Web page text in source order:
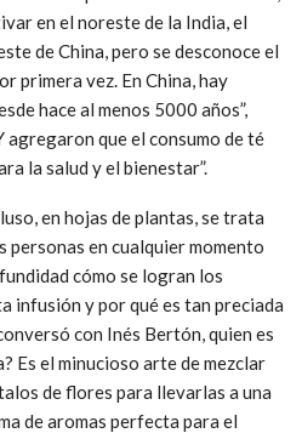
en el noreste de la India, el
de China, pero se desconoce el
primera vez. En China, hay
hace al menos 5000 años”,
agregaron que el consumo de té
la salud y el bienestar”.
en hojas de plantas, se trata
personas en cualquier momento
cómo se logran los
infusión y por qué es tan preciada
con Inés Bertón, quien es
Es el minucioso arte de mezclar
de flores para llevarlas a una
de aromas perfecta para el